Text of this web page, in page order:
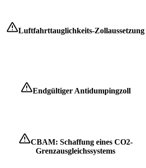
Luftfahrttauglichkeits-Zollaussetzung
Endgültiger Antidumpingzoll
CBAM: Schaffung eines CO2-
Grenzausgleichssystems